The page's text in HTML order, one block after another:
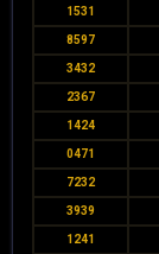
1531
8597
3432
2367
1424
0471
7232
3939
1241